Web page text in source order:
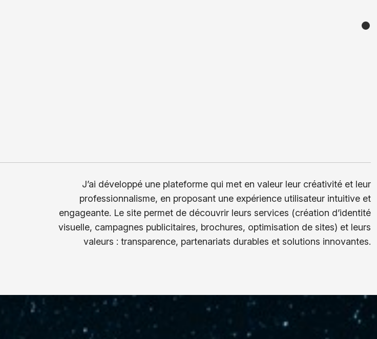
J’ai développé une plateforme qui met en valeur leur créativité et leur
professionnalisme, en proposant une expérience utilisateur intuitive et
engageante. Le site permet de découvrir leurs services (création d’identité
visuelle, campagnes publicitaires, brochures, optimisation de sites) et leurs
valeurs : transparence, partenariats durables et solutions innovantes.